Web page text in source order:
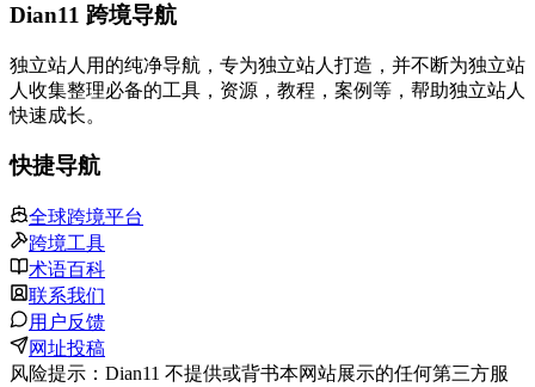
Dian11 跨境导航
独立站人用的纯净导航，专为独立站人打造，并不断为独立站
人收集整理必备的工具，资源，教程，案例等，帮助独立站人
快速成长。
快捷导航
全球跨境平台
跨境工具
术语百科
联系我们
用户反馈
网址投稿
风险提示：Dian11 不提供或背书本网站展示的任何第三方服